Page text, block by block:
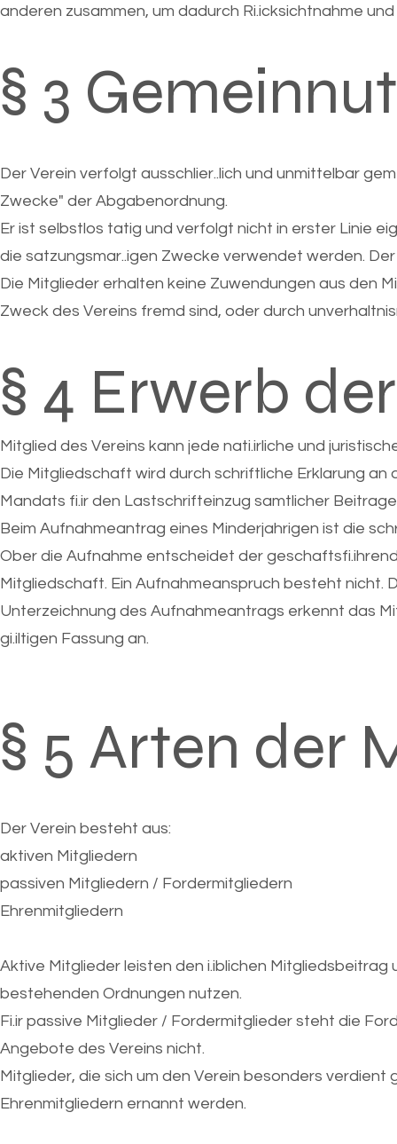
anderen zusammen, um dadurch Ri.icksichtnahme
§ 3
Der Verein verfolgt ausschlier..lich und unmittelbar
Zwecke" der Abgabenordnung.
Er ist selbstlos tatig und verfolgt nicht in erster Linie
die satzungsmar..igen Zwecke verwendet werden.
Die Mitglieder erhalten keine Zuwendungen aus den
Zweck des Vereins fremd sind, oder durch
§ 4 Erwerb
Mitglied des Vereins kann jede nati.irliche und
Die Mitgliedschaft wird durch schriftliche Erklarung
Mandats fi.ir den Lastschrifteinzug samtlicher
Beim Aufnahmeantrag eines Minderjahrigen ist die
Ober die Aufnahme entscheidet der
Mitgliedschaft. Ein Aufnahmeanspruch besteht nicht.
Unterzeichnung des Aufnahmeantrags erkennt das
gi.iltigen Fassung an.
§ 5 Arten der
Der Verein besteht aus:
aktiven Mitgliedern
passiven Mitgliedern / Fordermitgliedern
Ehrenmitgliedern
Aktive Mitglieder leisten den i.iblichen
bestehenden Ordnungen nutzen.
Fi.ir passive Mitglieder / Fordermitglieder steht die
Angebote des Vereins nicht.
Mitglieder, die sich um den Verein besonders
Ehrenmitgliedern ernannt werden.